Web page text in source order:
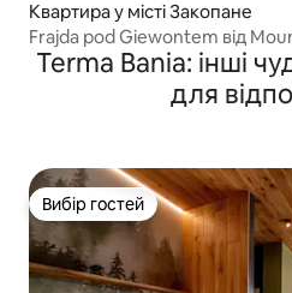
Квартира у місті Закопане
Frajda pod Giewontem від
Terma Bania: інші
для
Вибір гостей
Вибір гостей